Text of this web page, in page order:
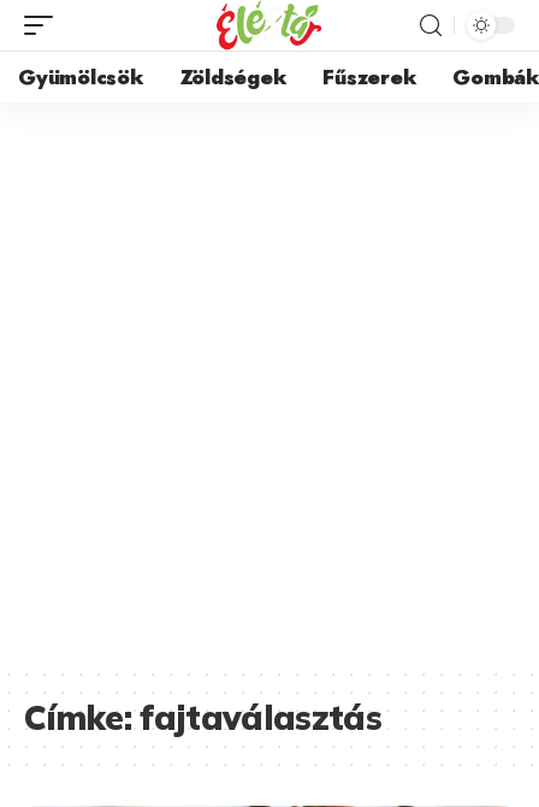
Gyümölcsök Zöldségek Fűszerek Gombák
Címke:fajtaválasztás